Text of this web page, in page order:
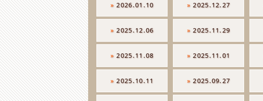
»2026.01.10 »2025.12.27
»2025.12.06 »2025.11.29
»2025.11.08 »2025.11.01
»2025.10.11 »2025.09.27